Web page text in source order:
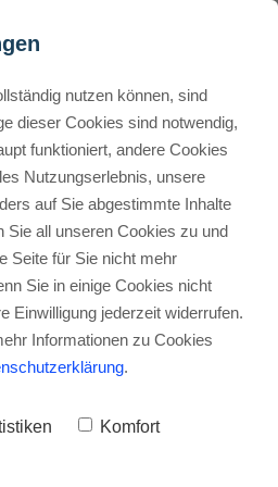
AI? Entdecke
des
(*) sind Affiliate-Links. Kaufst
Provision – ohne Mehrkosten für
Surfer AI ist?
nutzen können, sind
dieser Cookies sind notwendig,
funktioniert, andere Cookies
Nutzungserlebnis, unsere
auf Sie abgestimmte Inhalte
Sie all unseren Cookies zu und
Seite für Sie nicht mehr
Sie in einige Cookies nicht
Einwilligung jederzeit widerrufen.
Informationen zu Cookies
.
Komfort